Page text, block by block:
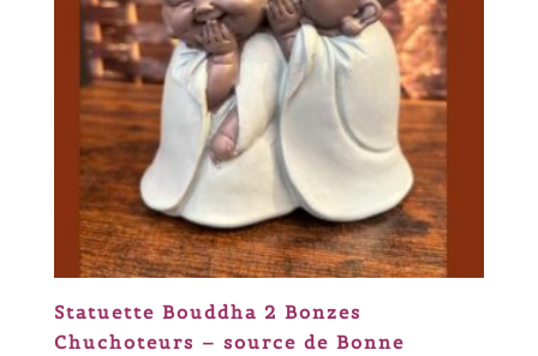
Statuette Bouddha 2 Bonzes
Chuchoteurs – source de Bonne